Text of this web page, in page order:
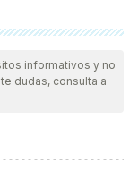
a profundidad por
confiabilidad,
artículo fue
art: biological and
informativos y no
dudas, consulta a